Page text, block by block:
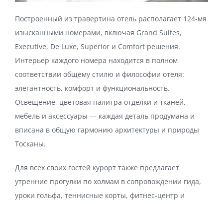
Построенный из травертина отель располагает 124-мя
изысканными номерами, включая Grand Suites,
Executive, De Luxe, Superior и Comfort решения.
Интерьер каждого номера находится в полном
соответствии общему стилю и философии отеля:
элегантность, комфорт и функциональность.
Освещение, цветовая палитра отделки и тканей,
мебель и аксессуары — каждая деталь продумана и
вписана в общую гармонию архитектуры и природы
Тосканы.
Для всех своих гостей курорт также предлагает
утренние прогулки по холмам в сопровождении гида,
уроки гольфа, теннисные корты, фитнес-центр и